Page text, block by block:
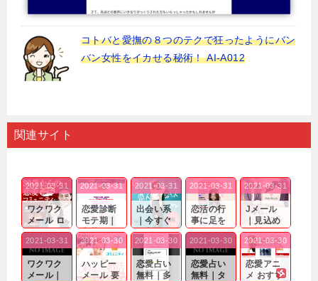
コトバと愛撫の８つのテクで狂ったようにバン
バン女性をイカせる秘術！ AI-A012
関連サイト
ワクワク
メール ロ
グイン pc
｜心の底
から真
剣...
2021-03-31
恋愛診断
モテ期｜
老若男女
問わ
ず…。
2021-03-31
出会い系
｜今すぐ
仲良くな
れる相手
探しをし
たいと...
2021-03-31
恋活の行
事に足を
運んでも
出会いの
チャンス
が訪れ...
2021-03-31
Jメール
｜見込め
る効果が
確実なも
のであっ
ても…...
2021-03-31
ワクワク
メール｜
2021-03-31
ハッピー
メール 要
2021-03-30
恋愛占い
無料｜多
2021-03-30
恋愛占い
無料｜タ
2021-03-30
恋愛アニ
メ おすす
2021-03-30